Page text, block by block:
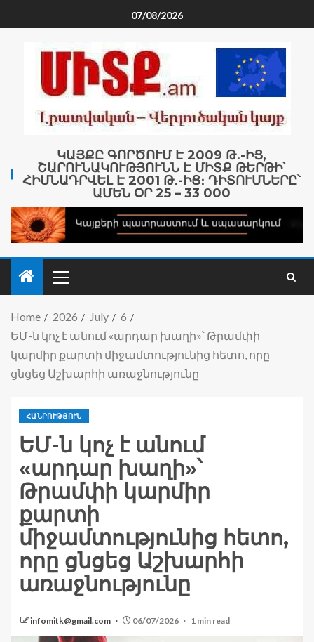
07/08/2026
ԿԱՅՔԸ ԳՈՐԾՈՒՄ Է 2009 Թ․-ԻՑ,
ՇԱՐՈՒՆԱԿՈՒԹՅՈՒՆՆ Է ՄԻՏՔ ԹԵՐԹԻ՝
ՀԻՄՆԱԴՐՎԵԼ Է 2001 Թ․-ԻՑ։ ԴԻՏՈՒՄՆԵՐԸ՝
ԱՄԵՆ ՕՐ 25 – 33 000
Home 2026 July
6
ԵՄ-ն կոչ է անում «արդար խաղի»՝ Թրամփի
կարմիր քարտի միջամտությունից հետո, որը
ցնցեց Աշխարհի առաջնությունը
ՀԱՆՐՈՒԹՅՈՒՆ
ԵՄ-ն կոչ է անում
«արդար խաղի»՝
Թրամփի կարմիր
քարտի
միջամտությունից հետո,
որը ցնցեց Աշխարհի
առաջնությունը
infomitk@gmail.com 06/07/2026 1 min read